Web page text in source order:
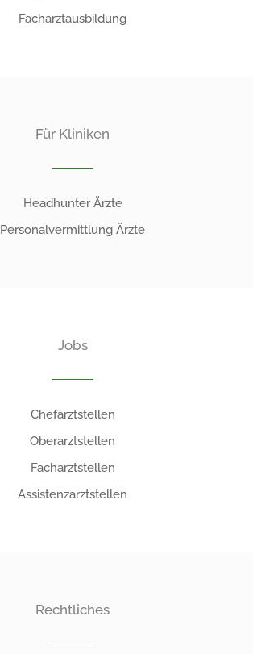
Facharztausbildung
Für Kliniken
Headhunter Ärzte
Personalvermittlung Ärzte
Jobs
Chefarztstellen
Oberarztstellen
Facharztstellen
Assistenzarztstellen
Rechtliches